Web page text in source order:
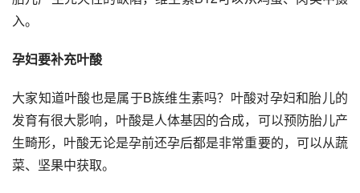
入。
孕妇要补充叶酸
大家知道叶酸也是属于B族维生素吗？叶酸对孕妇和胎儿的
发育有很大影响，叶酸是人体基因的合成，可以预防胎儿产
生畸形，叶酸无论是孕前还孕后都是非常重要的，可以从蔬
菜、坚果中获取。